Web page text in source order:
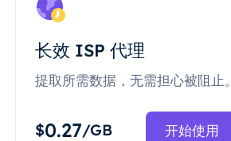
长效 ISP 代理
提取所需数据，无需担心被阻止。
$0.27/GB 开始使用